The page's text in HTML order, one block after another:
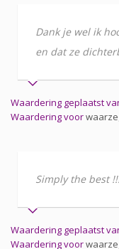
Dank je wel ik
en dat ze
Waardering geplaatst
Waardering voor
Simply the best
Waardering geplaatst
Waardering voor